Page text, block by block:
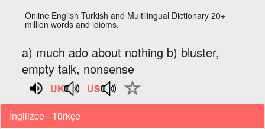
Online English Turkish and Multilingual Dictionary 20+
million words and idioms.
a) much ado about nothing b) bluster,
empty talk, nonsense
İngilizce - Türkçe